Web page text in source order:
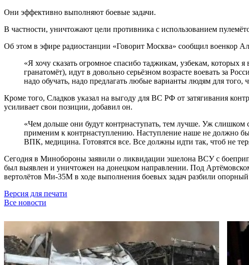
Они эффективно выполняют боевые задачи.
В частности, уничтожают цели противника с использованием
Об этом в эфире радиостанции «Говорит Москва» сообщил военкор
«Я хочу сказать огромное спасибо таджикам, узбекам,
гранатомёт), идут в довольно серьёзном возрасте воевать за
надо обучать, надо предлагать любые варианты людям для
Кроме того, Сладков указал на выгоду для ВС РФ от затягивания
усиливает свои позиции, добавил он.
«Чем дольше они будут контрнаступать, тем лучше. Уж
применим к контрнаступлению. Наступление наше не должно
ВПК, медицина. Готовятся все. Все должны идти так, чтоб не
Сегодня в Минобороны заявили о ликвидации эшелона ВСУ с
был выявлен и уничтожен на донецком направлении. Под
вертолётов Ми-35М в ходе выполнения боевых задач разбили
Версия для печати
Все новости